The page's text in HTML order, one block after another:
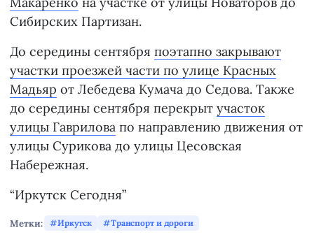
Сибирских Партизан.
До середины сентября поэтапно закрывают
участки проезжей части по улице Красных
Мадьяр от Лебедева Кумача до Седова. Также
до середины сентября перекрыт участок
улицы Гаврилова по направлению движения от
улицы Сурикова до улицы Цесовская
Набережная.
“Иркутск Сегодня”
Метки: Иркутск Транспорт и дороги